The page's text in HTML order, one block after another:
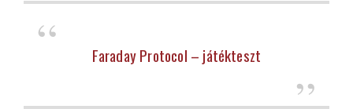
Faraday Protocol – játékteszt